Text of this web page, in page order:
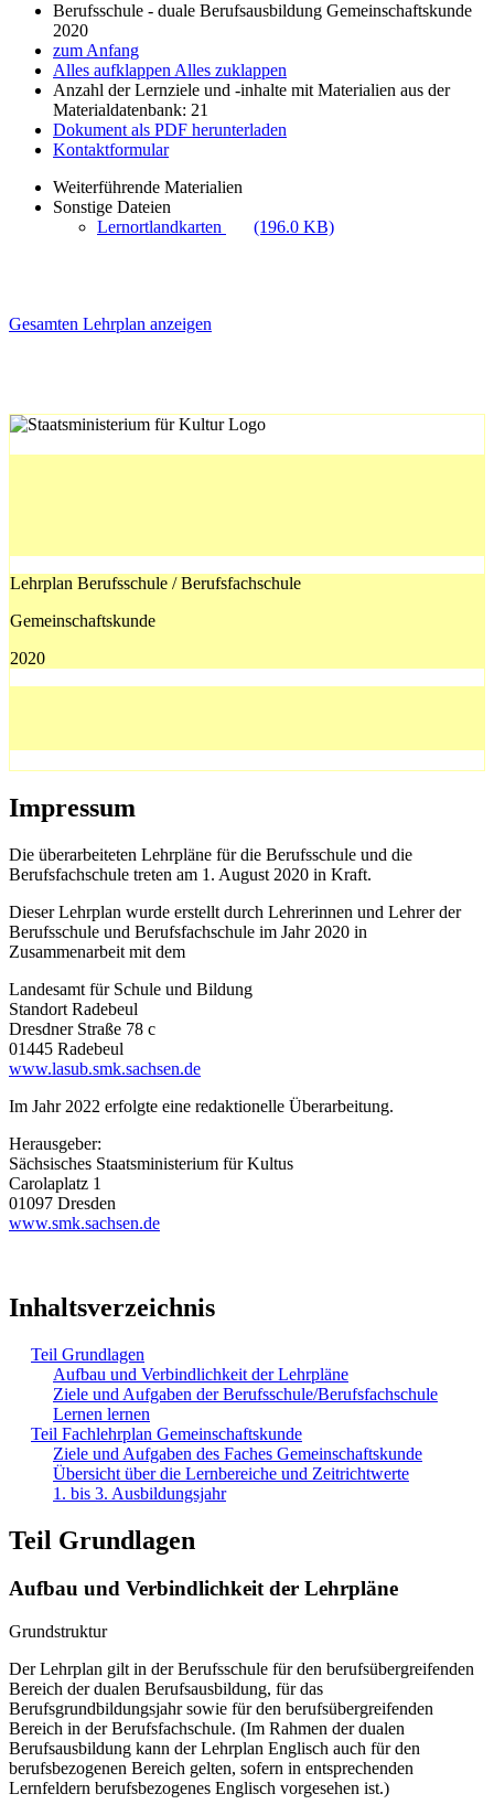
Berufsschule - duale Berufsausbildung Gemeinschaftskunde
2020
zum Anfang
Alles aufklappen Alles zuklappen
Anzahl der Lernziele und -inhalte mit Materialien aus der
Materialdatenbank: 21
Dokument als PDF herunterladen
Kontaktformular
Weiterführende Materialien
Sonstige Dateien
Lernortlandkarten
(196.0 KB)
Gesamten Lehrplan anzeigen
Lehrplan Berufsschule / Berufsfachschule
Gemeinschaftskunde
2020
Impressum
Die überarbeiteten Lehrpläne für die Berufsschule und die
Berufsfachschule treten am 1. August 2020 in Kraft.
Dieser Lehrplan wurde erstellt durch Lehrerinnen und Lehrer der
Berufsschule und Berufsfachschule im Jahr 2020 in
Zusammenarbeit mit dem
Landesamt für Schule und Bildung
Standort Radebeul
Dresdner Straße 78 c
01445 Radebeul
www.lasub.smk.sachsen.de
Im Jahr 2022 erfolgte eine redaktionelle Überarbeitung.
Herausgeber:
Sächsisches Staatsministerium für Kultus
Carolaplatz 1
01097 Dresden
www.smk.sachsen.de
Inhaltsverzeichnis
Teil Grundlagen
Aufbau und Verbindlichkeit der Lehrpläne
Ziele und Aufgaben der Berufsschule/Berufsfachschule
Lernen lernen
Teil Fachlehrplan Gemeinschaftskunde
Ziele und Aufgaben des Faches Gemeinschaftskunde
Übersicht über die Lernbereiche und Zeitrichtwerte
1. bis 3. Ausbildungsjahr
Teil Grundlagen
Aufbau und Verbindlichkeit der Lehrpläne
Grundstruktur
Der Lehrplan gilt in der Berufsschule für den berufsübergreifenden
Bereich der dualen Berufsausbildung, für das
Berufsgrundbildungsjahr sowie für den berufsübergreifenden
Bereich in der Berufsfachschule. (Im Rahmen der dualen
Berufsausbildung kann der Lehrplan Englisch auch für den
berufsbezogenen Bereich gelten, sofern in entsprechenden
Lernfeldern berufsbezogenes Englisch vorgesehen ist.)